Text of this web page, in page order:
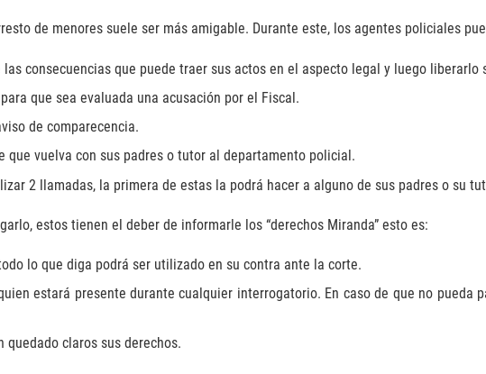
de menores suele ser más amigable. Durante este, los agentes policiales
consecuencias que puede traer sus actos en el aspecto legal y luego liberarlo
que sea evaluada una acusación por el Fiscal.
de comparecencia.
que vuelva con sus padres o tutor al departamento policial.
2 llamadas, la primera de estas la podrá hacer a alguno de sus padres o su
estos tienen el deber de informarle los “derechos Miranda” esto es:
lo que diga podrá ser utilizado en su contra ante la corte.
estará presente durante cualquier interrogatorio. En caso de que no pueda
claros sus derechos.